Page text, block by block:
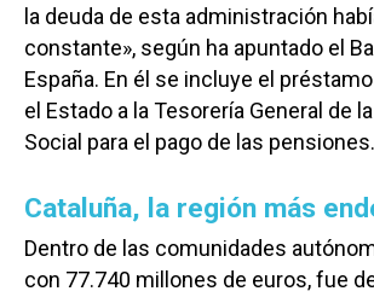
la deuda de esta administración
constante», según ha apuntado el
España. En él se incluye el
el Estado a la Tesorería General de
Social para el pago de las pensiones.
Cataluña, la región más
Dentro de las comunidades
con 77.740 millones de euros, fue